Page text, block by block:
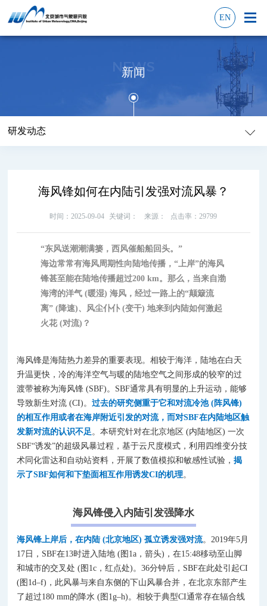
EN
NEWS
新闻
研发动态
海风锋如何在内陆引发强对流风暴？
时间：2025-09-04 关键词： 来源： 点击率：29799
“东风送潮潮满篓，西风催船船回头。”
海边常常有海风周期性向陆地传播，“上岸”的海风
锋甚至能在陆地传播超过200 km。那么，当来自渤
海湾的洋气 (暖湿) 海风，经过一路上的“颠簸流
离” (降速)、风尘仆仆 (变干) 地来到内陆如何激起
火花 (对流)？
海风锋是海陆热力差异的重要表现。相较于海洋，陆地在白天
升温更快，冷的海洋空气与暖的陆地空气之间形成的较窄的过
渡带被称为海风锋 (SBF)。SBF通常具有明显的上升运动，能够
导致新生对流 (CI)。过去的研究侧重于它和对流冷池 (阵风锋)
的相互作用或者在海岸附近引发的对流，而对SBF在内陆地区触
发新对流的认识不足。本研究针对在北京地区 (内陆地区) 一次
SBF“诱发”的超级风暴过程，基于云尺度模式，利用四维变分技
术同化雷达和自动站资料，开展了数值模拟和敏感性试验，揭
示了SBF如何和下垫面相互作用诱发CI的机理。
海风锋侵入内陆引发强降水
海风锋上岸后，在内陆 (北京地区) 孤立诱发强对流。2019年5月
17日，SBF在13时进入陆地 (图1a，箭头)，在15:48移动至山脚
和城市的交叉处 (图1c，红点处)。36分钟后，SBF在此处引起CI
(图1d–f)，此风暴与来自东侧的下山风暴合并，在北京东部产生
了超过180 mm的降水 (图1g–h)。相较于典型CI通常存在辐合线